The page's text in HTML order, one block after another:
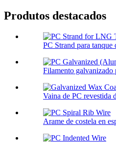
Produtos destacados
PC Strand para tanque
Filamento
Vaina de PC revestida
Arame de costela en